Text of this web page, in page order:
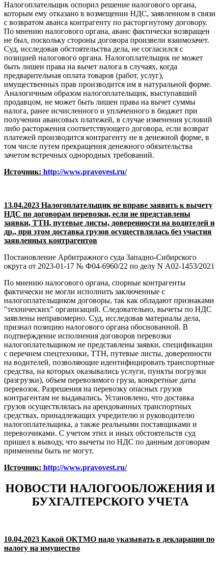
Налогоплательщик оспорил решение налогового органа,
которым ему отказано в возмещении НДС, заявленном в связи
с возвратом аванса контрагенту по расторгнутому договору.
По мнению налогового органа, аванс фактически возвращен
не был, поскольку стороны договора произвели взаимозачет.
Суд, исследовав обстоятельства дела, не согласился с
позицией налогового органа. Налогоплательщик не может
быть лишен права на вычет налога в случаях, когда
предварительная оплата товаров (работ, услуг),
имущественных прав производится им в натуральной форме.
Аналогичным образом налогоплательщик, выступавший
продавцом, не может быть лишен права на вычет суммы
налога, ранее исчисленного и уплаченного в бюджет при
получении авансовых платежей, в случае изменения условий
либо расторжения соответствующего договора, если возврат
платежей производится контрагенту не в денежной форме, в
том числе путем прекращения денежного обязательства
зачетом встречных однородных требований.
Источник: http://www.pravovest.ru/
13.04.2023 Налогоплательщик не вправе заявить к вычету
НДС по договорам перевозки, если не представлены
заявки, ТТН, путевые листы, доверенности на водителей и
др., при этом доставка грузов осуществлялась без участия
заявленных контрагентов
Постановление Арбитражного суда Западно-Сибирского
округа от 2023-01-17 № Ф04-6960/22 по делу N А02-1453/2021
По мнению налогового органа, спорные контрагенты
фактически не могли исполнить заключенные с
налогоплательщиком договоры, так как обладают признаками
"технических" организаций. Следовательно, вычеты по НДС
заявлены неправомерно. Суд, исследовав материалы дела,
признал позицию налогового органа обоснованной. В
подтверждение исполнения договоров перевозки
налогоплательщиком не представлены заявки, спецификации
с перечнем спецтехники, ТТН, путевые листы, доверенности
на водителей, позволяющие идентифицировать транспортные
средства, на которых оказывались услуги, пункты погрузки
(разгрузки), объем перевозимого груза, конкретные даты
перевозок. Разрешения на перевозку опасных грузов
контрагентам не выдавались. Установлено, что доставка
грузов осуществлялась на арендованных транспортных
средствах, принадлежащих учредителю и руководителю
налогоплательщика, а также реальными поставщиками и
перевозчиками. С учетом этих и иных обстоятельств суд
пришел к выводу, что вычеты по НДС по данным договорам
применены быть не могут.
Источник: http://www.pravovest.ru/
НОВОСТИ НАЛОГООБЛОЖЕНИЯ И
БУХГАЛТЕРСКОГО УЧЕТА
10.04.2023 Какой ОКТМО надо указывать в декларации по
налогу на имущество